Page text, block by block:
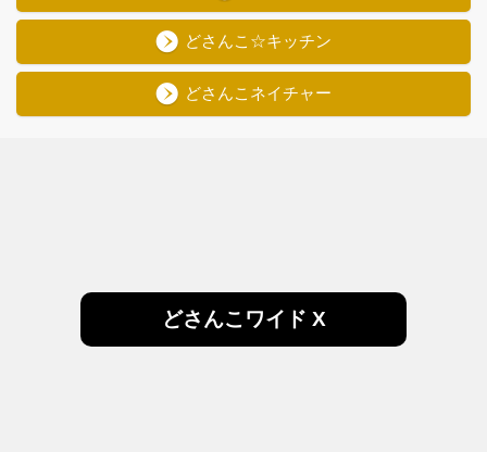
どさんこ☆キッチン
どさんこネイチャー
どさんこワイド X